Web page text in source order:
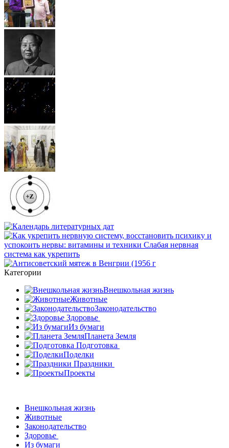
Категории
Внешкольная жизнь
Животные
Законодательство
Здоровье
Из бумаги
Планета Земля
Подготовка
Поделки
Праздники
Проекты
Внешкольная жизнь
Животные
Законодательство
Здоровье
Из бумаги